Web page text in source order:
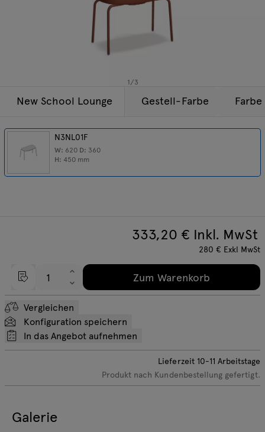
1/3
New School Lounge
N3NL01F
W: 620 D: 360
H: 450 mm
Gestell-Farbe
333,20 € Inkl. MwSt
280 € Exkl MwSt
Zum Warenkorb
Vergleichen
Konfiguration speichern
In das Angebot aufnehmen
Lieferzeit 10-11 Arbeitstage
Produkt nach Kundenbestellung gefertigt.
Galerie